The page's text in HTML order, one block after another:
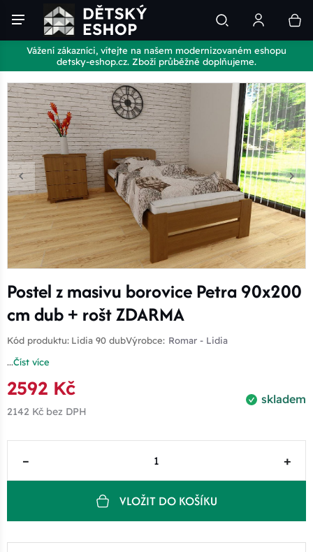
Vážení zákazníci, vítejte na našem modernizovaném eshopu
detsky-eshop.cz. Zboží průběžně doplňujeme.
Postel z masivu borovice Petra 90x200
cm dub + rošt ZDARMA
Kód produktu: Lidia 90 dubVýrobce: Romar - Lidia
...Číst více
skladem
2592 Kč
2142 Kč bez DPH
– +
VLOŽIT DO KOŠÍKU